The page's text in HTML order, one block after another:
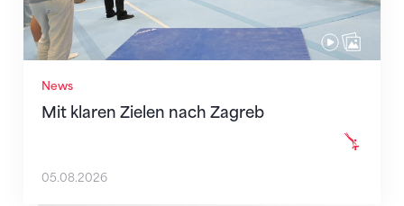
News
Mit klaren Zielen nach Zagreb
05.08.2026